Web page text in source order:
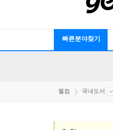
빠른분야찾기
웰컴 국내도서